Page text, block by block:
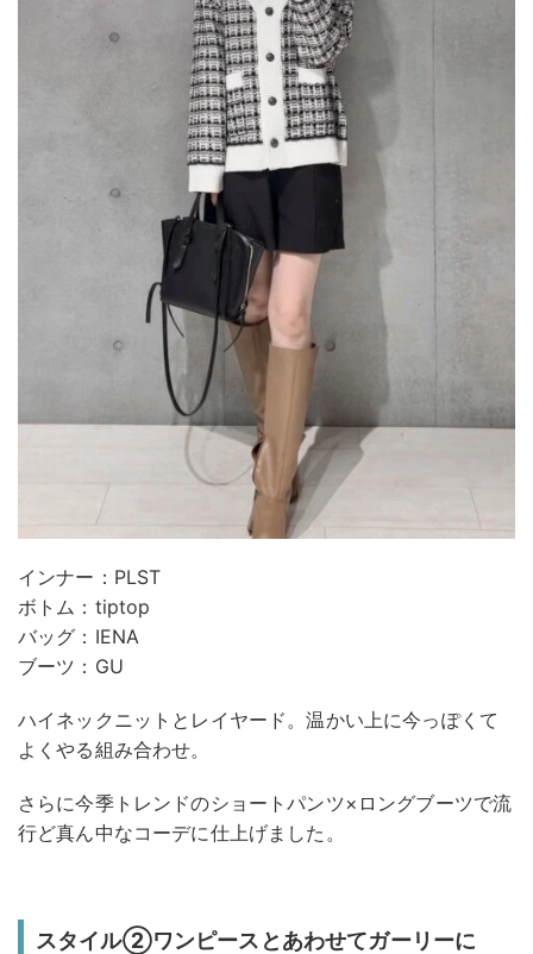
インナー：PLST
ボトム：tiptop
バッグ：IENA
ブーツ：GU
ハイネックニットとレイヤード。温かい上に今っぽくて
よくやる組み合わせ。
さらに今季トレンドのショートパンツ×ロングブーツで流
行ど真ん中なコーデに仕上げました。
スタイル②ワンピースとあわせてガーリーに